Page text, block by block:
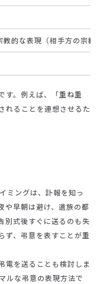
教的な表現（相手方の宗教
す。例えば、「重ね重
れることを連想させるた
ミングは、訃報を知っ
や早朝は避け、遺族の都
別式後すぐに送るのも失
ず、弔意を表すことが重
電を送ることも検討しま
ルな弔意の表現方法で